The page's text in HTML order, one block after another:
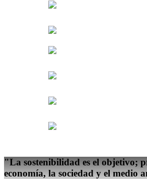
"La sostenibilidad es el objetivo;
economía, la sociedad y el medio